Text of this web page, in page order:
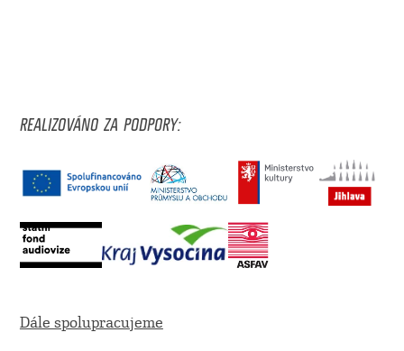
REALIZOVÁNO ZA PODPORY:
Dále spolupracujeme